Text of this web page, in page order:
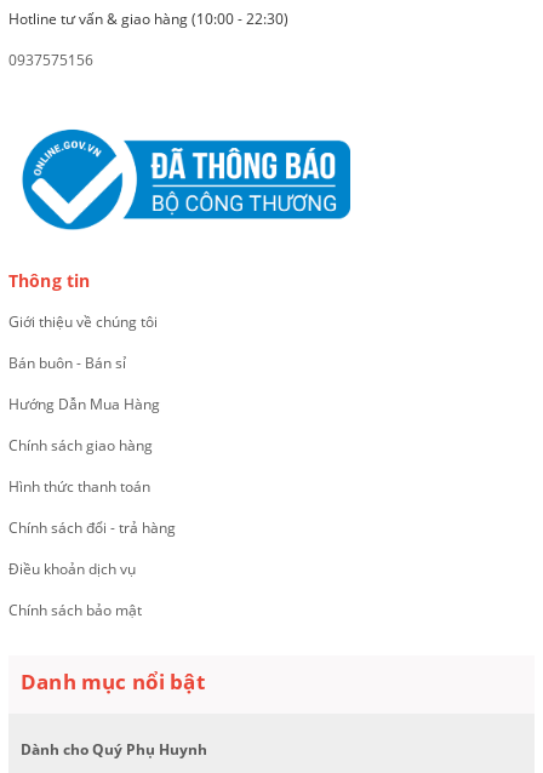
Hotline tư vấn & giao hàng (10:00 - 22:30)
0937575156
Thông tin
Giới thiệu về chúng tôi
Bán buôn - Bán sỉ
Hướng Dẫn Mua Hàng
Chính sách giao hàng
Hình thức thanh toán
Chính sách đổi - trả hàng
Điều khoản dịch vụ
Chính sách bảo mật
Danh mục nổi bật
Dành cho Quý Phụ Huynh